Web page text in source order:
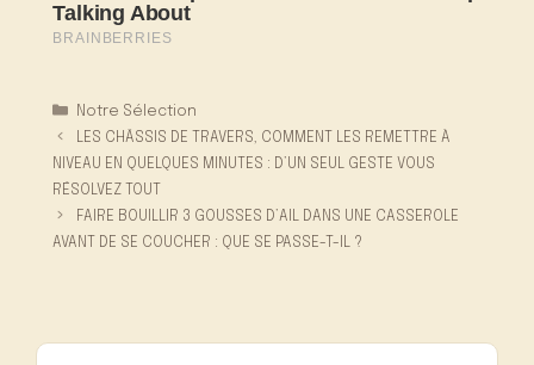
Catégories
Notre Sélection
LES CHÂSSIS DE TRAVERS, COMMENT LES REMETTRE À
NIVEAU EN QUELQUES MINUTES : D’UN SEUL GESTE VOUS
RÉSOLVEZ TOUT
FAIRE BOUILLIR 3 GOUSSES D’AIL DANS UNE CASSEROLE
AVANT DE SE COUCHER : QUE SE PASSE-T-IL ?